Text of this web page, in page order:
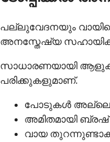
പല്ലുവേദനയും
അനസ്തേഷ്യ
സാധാരണയായി ആളുകൾ
പരിക്കുകളുമാണ്.
പോടുകൾ
അമിതമായി
വായ